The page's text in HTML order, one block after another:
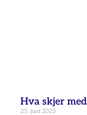
Hva skjer
25. juni 2025